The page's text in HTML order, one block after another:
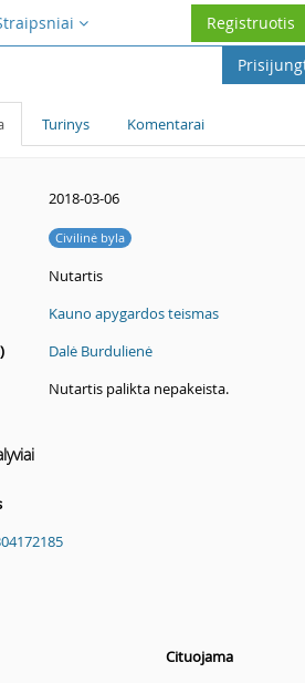
Registruotis
Turinys Komentarai
2018-03-06
Civilinė byla
Nutartis
Kauno apygardos teismas
Dalė Burdulienė
Nutartis palikta nepakeista.
Cituojama